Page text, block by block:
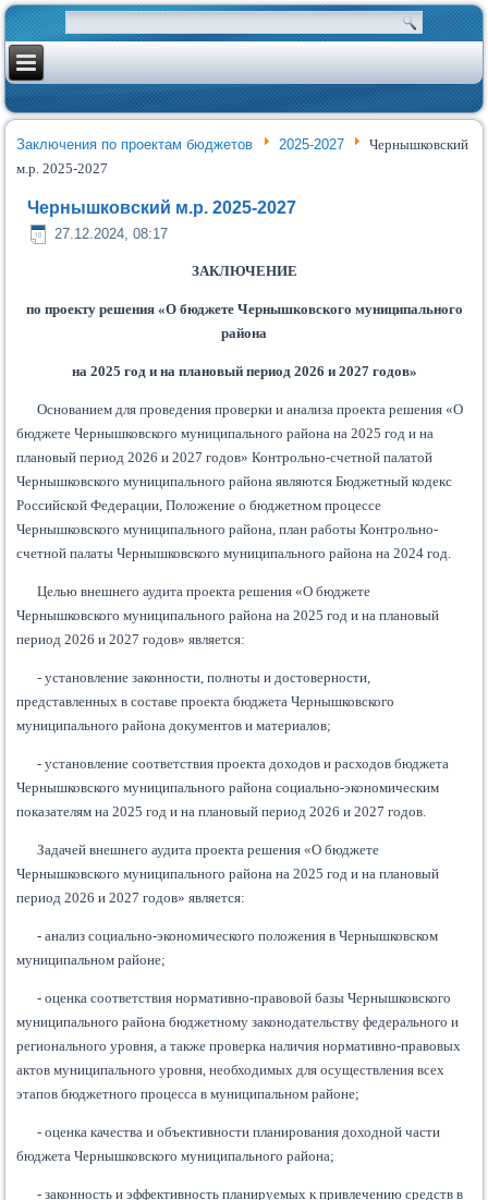
Заключения по проектам бюджетов 2025-2027
Чернышковский
м.р. 2025-2027
Чернышковский м.р. 2025-2027
27.12.2024, 08:17
ЗАКЛЮЧЕНИЕ
по проекту решения «О бюджете Чернышковского муниципального
района
на 2025 год и на плановый период 2026 и 2027 годов»
Основанием для проведения проверки и анализа проекта решения «О
бюджете Чернышковского муниципального района на 2025 год и на
плановый период 2026 и 2027 годов» Контрольно-счетной палатой
Чернышковского муниципального района являются Бюджетный кодекс
Российской Федерации, Положение о бюджетном процессе
Чернышковского муниципального района, план работы Контрольно-
счетной палаты Чернышковского муниципального района на 2024 год.
Целью внешнего аудита проекта решения «О бюджете
Чернышковского муниципального района на 2025 год и на плановый
период 2026 и 2027 годов» является:
- установление законности, полноты и достоверности,
представленных в составе проекта бюджета Чернышковского
муниципального района документов и материалов;
- установление соответствия проекта доходов и расходов бюджета
Чернышковского муниципального района социально-экономическим
показателям на 2025 год и на плановый период 2026 и 2027 годов.
Задачей внешнего аудита проекта решения «О бюджете
Чернышковского муниципального района на 2025 год и на плановый
период 2026 и 2027 годов» является:
- анализ социально-экономического положения в Чернышковском
муниципальном районе;
- оценка соответствия нормативно-правовой базы Чернышковского
муниципального района бюджетному законодательству федерального и
регионального уровня, а также проверка наличия нормативно-правовых
актов муниципального уровня, необходимых для осуществления всех
этапов бюджетного процесса в муниципальном районе;
- оценка качества и объективности планирования доходной части
бюджета Чернышковского муниципального района;
- законность и эффективность планируемых к привлечению средств в